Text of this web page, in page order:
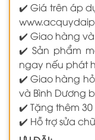
✔️ Giá trên áp
✔️ Giao hàng
✔️ Sản phẩm
ngay nếu phát
✔️ Giao hàng
và Bình Dương
✔️ Tặng thêm
✔️ Hỗ trợ sửa